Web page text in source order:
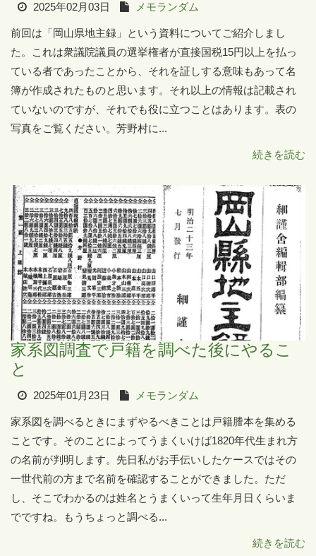
2025年02月03日 メモランダム
前回は「岡山県地主録」という資料についてご紹介しまし
た。これは衆議院議員の選挙権者が直接国税15円以上を払っ
ている者であったことから、それを証しする意味もあって名
簿が作成されたものと思います。それ以上の情報は記載され
ていないのですが、それでも役に立つことはあります。表の
写真をご覧ください。芳野村に...
続きを読む
家系図調査で戸籍を調べた後にやるこ
と
2025年01月23日 メモランダム
家系図を調べるときにまずやるべきことは戸籍謄本を集める
ことです。そのことによってうまくいけば1820年代生まれ方
の名前が判明します。先日私がお手伝いしたケースではその
一世代前の方まで名前を確認することができました。ただ
し、そこでわかるのは姓名とうまくいって生年月日くらいま
でですね。もうちょっと調べる...
続きを読む